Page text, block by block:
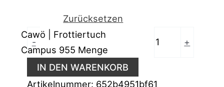
Zurücksetzen
-
Cawö | Frottiertuch
Campus 955 Menge
+
IN DEN WARENKORB
Artikelnummer: 652b4951bf61